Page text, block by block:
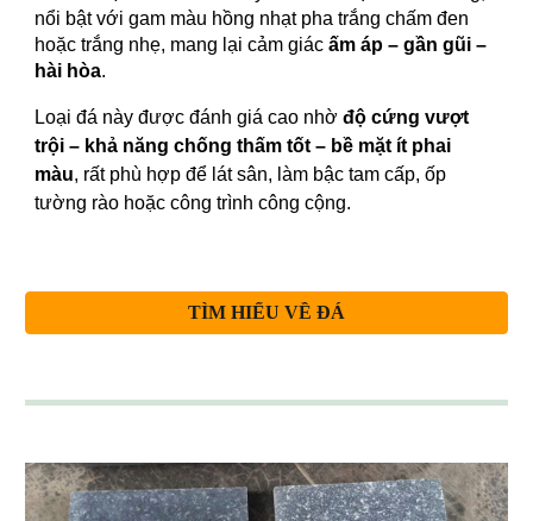
nổi bật với gam màu hồng nhạt pha trắng chấm đen
hoặc trắng nhẹ, mang lại cảm giácấm áp – gần gũi –
hài hòa.
Loại đá này được đánh giá cao nhờđộ cứng vượt
trội – khả năng chống thấm tốt – bề mặt ít phai
màu, rất phù hợp để lát sân, làm bậc tam cấp, ốp
tường rào hoặc công trình công cộng.
TÌM HIỂU VỀ ĐÁ